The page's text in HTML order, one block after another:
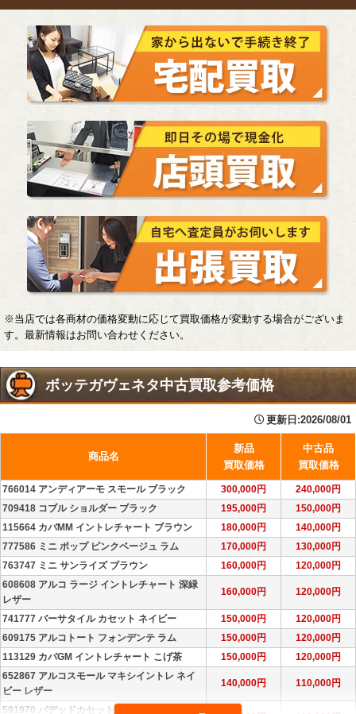
※当店では各商材の価格変動に応じて買取価格が変動する場合がございま
す。最新情報はお問い合わせください。
ボッテガヴェネタ中古買取参考価格
更新日:2026/08/01
商品名
新品
買取価格
中古品
買取価格
766014 アンディアーモ スモール ブラック 300,000円
240,000円
709418 コブル ショルダー ブラック
195,000円
150,000円
115664 カバMM イントレチャート ブラウン
180,000円
140,000円
777586 ミニ ポップ ピンクベージュ ラム
170,000円
130,000円
763747 ミニ サンライズ ブラウン
160,000円
120,000円
608608 アルコ ラージ イントレチャート 深緑
レザー
160,000円 120,000円
741777 バーサタイル カセット ネイビー 150,000円
120,000円
609175 アルコトート フォンデンテ ラム
150,000円
120,000円
113129 カバGM イントレチャート こげ茶
150,000円
120,000円
652867 アルコスモール マキシイントレ ネイ
ビー レザー
140,000円 110,000円
591970 パデッドカセット ショルダー イント